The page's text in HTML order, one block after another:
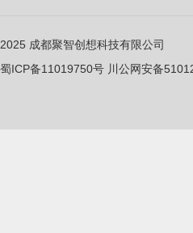
2025 成都聚智创想科技有限公司
蜀ICP备11019750号 川公网安备